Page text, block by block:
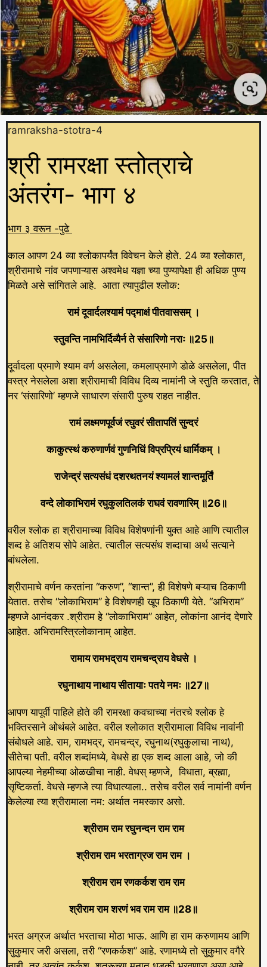
ramraksha-stotra-4
श्री रामरक्षा स्तोत्राचे
अंतरंग- भाग ४
भाग ३ वरून -पुढे
काल आपण 24 व्या श्लोकापर्यंत विवेचन केले होते. 24 व्या श्लोकात,
श्रीरामाचे नांव जपणाऱ्यास अश्वमेध यज्ञा च्या पुण्यापेक्षा ही अधिक पुण्य
मिळते असे सांगितले आहे. आता त्यापुढील श्लोक:
रामं दूवार्दलश्यामं पद्माक्षं पीतवाससम्‌ ।
स्तुवन्ति नामभिर्दिव्यैर्न ते संसारिणो नराः ॥25॥
दूर्वादला प्रमाणे श्याम वर्ण असलेला, कमलाप्रमाणे डोळे असलेला, पीत
वस्त्र नेसलेला अशा श्रीरामाची विविध दिव्य नामांनी जे स्तुति करतात, ते
नर ‘संसारिणो’ म्हणजे साधारण संसारी पुरुष राहत नाहीत.
रामं लक्ष्मणपूर्वजं रघुवरं सीतापतिं सुन्दरं
काकुत्स्थं करुणार्णवं गुणनिधिं विप्रप्रियं धार्मिकम्‌ ।
राजेन्द्रं सत्यसंधं दशरथतनयं श्यामलं शान्तमूर्तिं
वन्दे लोकाभिरामं रघुकुलतिलकं राघवं रावणारिम्‌ ॥26॥
वरील श्लोक हा श्रीरामाच्या विविध विशेषणांनी युक्त आहे आणि त्यातील
शब्द हे अतिशय सोपे आहेत. त्यातील सत्यसंध शब्दाचा अर्थ सत्याने
बांधलेला.
श्रीरामाचे वर्णन करतांना “करुण”, “शान्त”, ही विशेषणे बऱ्याच ठिकाणी
येतात. तसेच “लोकाभिराम” हे विशेषणही खूप ठिकाणी येते. “अभिराम”
म्हणजे आनंदकर .श्रीराम हे “लोकाभिराम” आहेत, लोकांना आनंद देणारे
आहेत. अभिरामस्त्रिलोकानाम् आहेत.
रामाय रामभद्राय रामचन्द्राय वेधसे ।
रघुनाथाय नाथाय सीतायाः पतये नमः ॥27॥
आपण यापूर्वी पाहिले होते की रामरक्षा कवचाच्या नंतरचे श्लोक हे
भक्तिरसाने ओथंबले आहेत. वरील श्लोकात श्रीरामाला विविध नावांनी
संबोधले आहे. राम, रामभद्र, रामचन्द्र, रघुनाथ(रघुकुलाचा नाथ),
सीतेचा पती. वरील शब्दांमध्ये, वेधसे हा एक शब्द आला आहे, जो की
आपल्या नेहमीच्या ओळखीचा नाही. वेधस् म्हणजे, विधाता, ब्रह्मा,
सृष्टिकर्ता. वेधसे म्हणजे त्या विधात्याला.. तसेच वरील सर्व नामांनी वर्णन
केलेल्या त्या श्रीरामाला नम: अर्थात नमस्कार असो.
श्रीराम राम रघुनन्दन राम राम
श्रीराम राम भरताग्रज राम राम ।
श्रीराम राम रणकर्कश राम राम
श्रीराम राम शरणं भव राम राम ॥28॥
भरत अग्रज अर्थात भरताचा मोठा भाऊ. आणि हा राम करुणामय आणि
सुकुमार जरी असला, तरी “रणकर्कश” आहे. रणामध्ये तो सुकुमार वगैरे